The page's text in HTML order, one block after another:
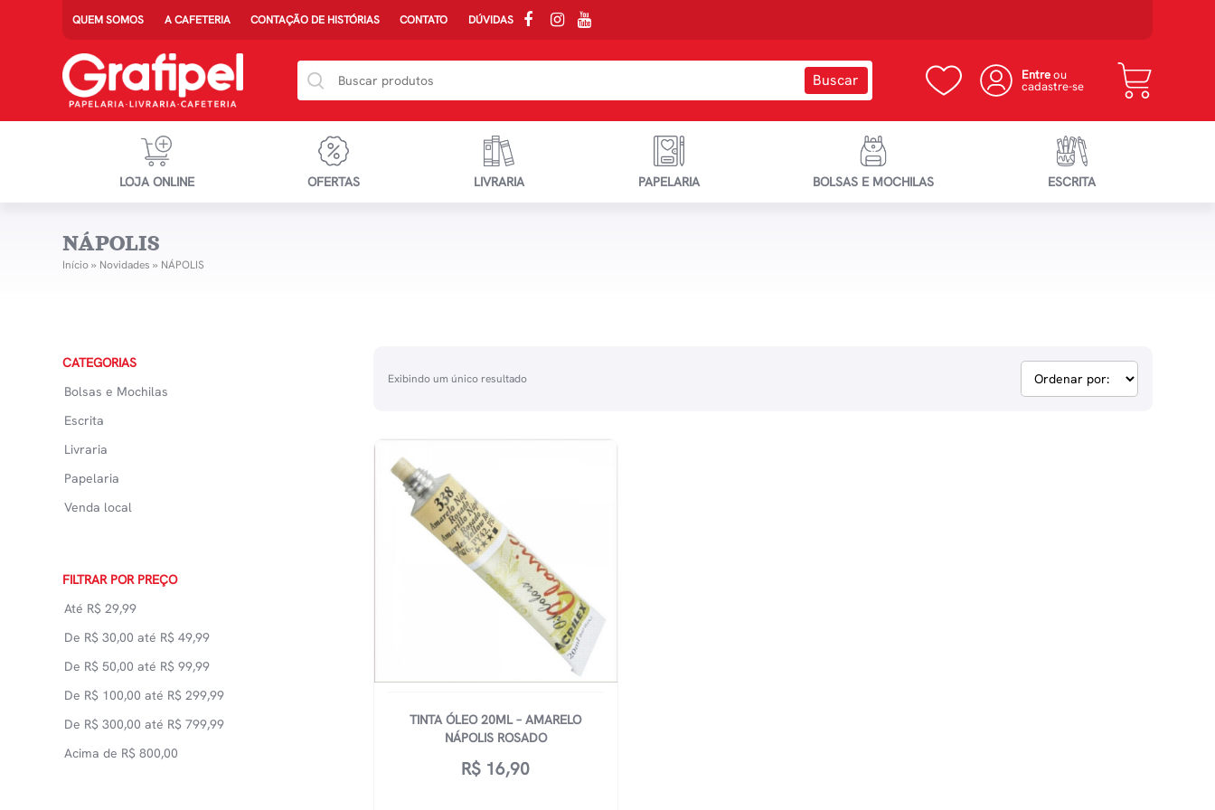
QUEM SOMOS A CAFETERIA CONTAÇÃO DE HISTÓRIAS CONTATO DÚVIDAS
Entreou
cadastre-se
LOJA ONLINE OFERTAS LIVRARIA PAPELARIA BOLSAS E MOCHILAS ESCRITA
NÁPOLIS
Início» Novidades » NÁPOLIS
CATEGORIAS
Bolsas e Mochilas
Escrita
Livraria
Papelaria
Venda local
FILTRAR POR PREÇO
Até R$ 29,99
De R$ 30,00 até R$ 49,99
De R$ 50,00 até R$ 99,99
De R$ 100,00 até R$ 299,99
De R$ 300,00 até R$ 799,99
Acima de R$ 800,00
Exibindo um único resultado
TINTA ÓLEO 20ML – AMARELO
NÁPOLIS ROSADO
R$ 16,90